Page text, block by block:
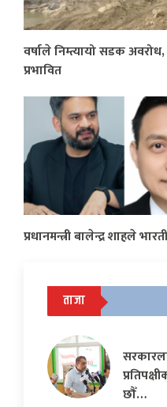
वर्षाले निम्त्यायो सडक अवरोध,
प्रभावित
प्रधानमन्त्री बालेन्द्र शाहले
ताजा
छौँ…